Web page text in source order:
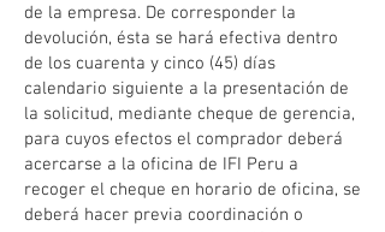
de la empresa. De corresponder la
devolución, ésta se hará efectiva dentro
de los cuarenta y cinco (45) días
calendario siguiente a la presentación de
la solicitud, mediante cheque de gerencia,
para cuyos efectos el comprador deberá
acercarse a la oficina de IFI Peru a
recoger el cheque en horario de oficina, se
deberá hacer previa coordinación o